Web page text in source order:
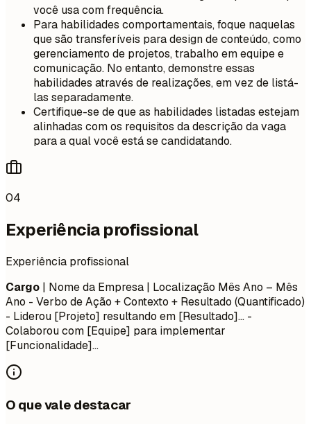
você usa com frequência.
Para habilidades comportamentais, foque naquelas
que são transferíveis para design de conteúdo, como
gerenciamento de projetos, trabalho em equipe e
comunicação. No entanto, demonstre essas
habilidades através de realizações, em vez de listá-
las separadamente.
Certifique-se de que as habilidades listadas estejam
alinhadas com os requisitos da descrição da vaga
para a qual você está se candidatando.
04
Experiência profissional
Experiência profissional
Cargo | Nome da Empresa | Localização Mês Ano – Mês
Ano - Verbo de Ação + Contexto + Resultado (Quantificado)
- Liderou [Projeto] resultando em [Resultado]... -
Colaborou com [Equipe] para implementar
[Funcionalidade]...
O que vale destacar